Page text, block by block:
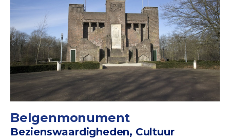
Belgenmonument
Bezienswaardigheden, Cultuur